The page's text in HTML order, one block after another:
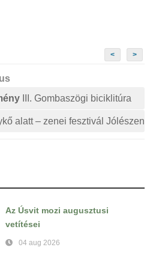
< >
III. Gombaszögi biciklitúra
alatt – zenei fesztivál Jólészen
Az Úsvit mozi augusztusi
vetítései
04 aug 2026